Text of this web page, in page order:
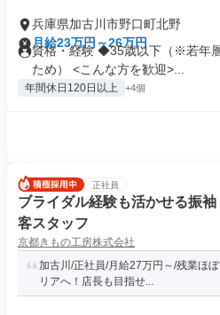
兵庫県加古川市野口町北野
月給23万円～26万円
資格・経験 ◆35歳以下（※若年
ため） <こんな方を歓迎>...
年間休日120日以上 +4個
正社員
ブライダル経験も活かせる振
客スタッフ
京都きもの工房株式会社
加古川/正社員/月給27万円～/残業ほ
リアへ！店長も目指せ...